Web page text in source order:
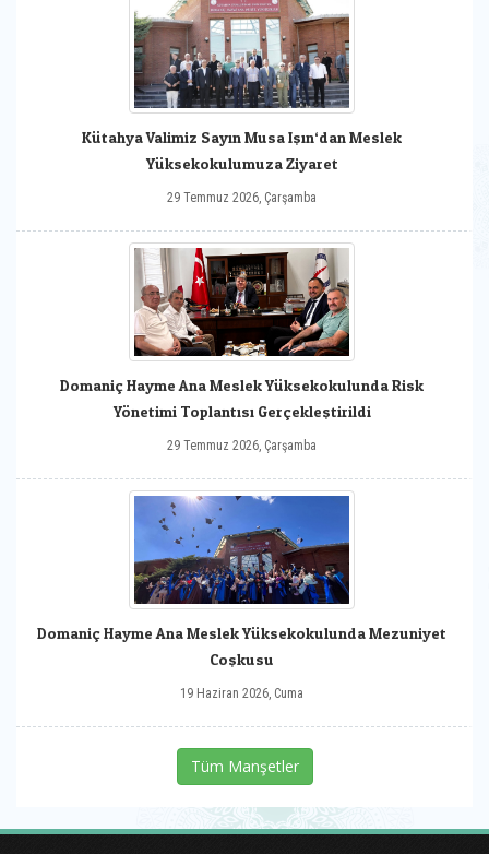
Kütahya Valimiz Sayın Musa Işın‘dan Meslek
Yüksekokulumuza Ziyaret
29 Temmuz 2026, Çarşamba
Domaniç Hayme Ana Meslek Yüksekokulunda Risk
Yönetimi Toplantısı Gerçekleştirildi
29 Temmuz 2026, Çarşamba
Domaniç Hayme Ana Meslek Yüksekokulunda Mezuniyet
Coşkusu
19 Haziran 2026, Cuma
Tüm Manşetler